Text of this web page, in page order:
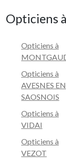
Opticiens
Opticiens à
Opticiens à
AVESNES EN
SAOSNOIS
Opticiens à
VIDAI
Opticiens à
VEZOT